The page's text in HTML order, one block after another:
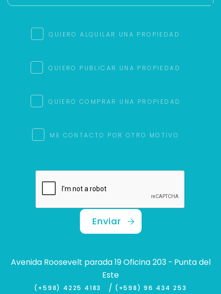
QUIERO ALQUILAR UNA PROPIEDAD
QUIERO PUBLICAR UNA PROPIEDAD
QUIERO COMPRAR UNA PROPIEDAD
ME CONTACTO POR OTRO MOTIVO
Enviar
Avenida Roosevelt parada 19 Oficina 203 - Punta del
Este
(+598) 4225 4183 / (+598) 96 434 253